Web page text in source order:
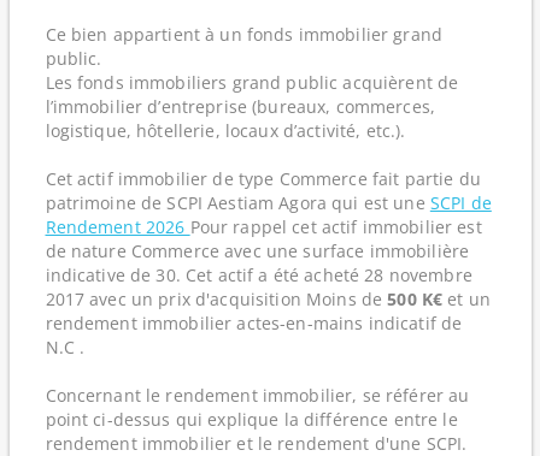
Ce bien appartient à un fonds immobilier grand
public.
Les fonds immobiliers grand public acquièrent de
l’immobilier d’entreprise (bureaux, commerces,
logistique, hôtellerie, locaux d’activité, etc.).
Cet actif immobilier de type Commerce fait partie du
patrimoine de SCPI Aestiam Agora qui est une SCPI de
Rendement 2026 Pour rappel cet actif immobilier est
de nature Commerce avec une surface immobilière
indicative de 30. Cet actif a été acheté 28 novembre
2017 avec un prix d'acquisition Moins de500 K€ et un
rendement immobilier actes-en-mains indicatif de
N.C .
Concernant le rendement immobilier, se référer au
point ci-dessus qui explique la différence entre le
rendement immobilier et le rendement d'une SCPI.